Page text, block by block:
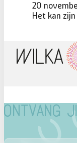
20
Het kan
Ontvang